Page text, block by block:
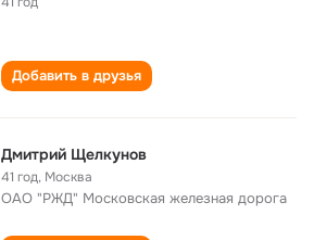
Добавить в друзья
Дмитрий Щелкунов
41 год, Москва
ОАО "РЖД" Московская железная дорога